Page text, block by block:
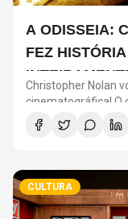
A ODISSEIA:
FEZ
SIGNIFICA
Christopher Nolan
cinematográfica! O
Odisseia": o longa
inteiramente com
CULTURA